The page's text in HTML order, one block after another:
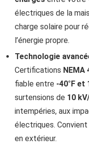
électriques de la
charge solaire pour
l’énergie propre.
Technologie
Certifications NEMA
fiable entre -40°F et
surtensions de 10
intempéries, aux
électriques.
en extérieur.